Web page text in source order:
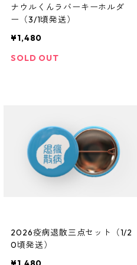
ナウルくんラバーキーホルダ
ー（3/1頃発送）
¥1,480
SOLD OUT
2026疫病退散三点セット（1/2
0頃発送）